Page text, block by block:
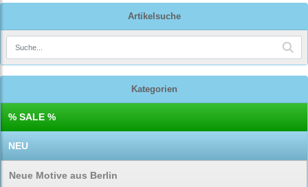
Artikelsuche
Kategorien
% SALE %
NEU
Neue Motive aus Berlin